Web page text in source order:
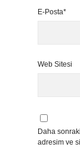
E-Posta*
Web Sitesi
Daha
adresim ve